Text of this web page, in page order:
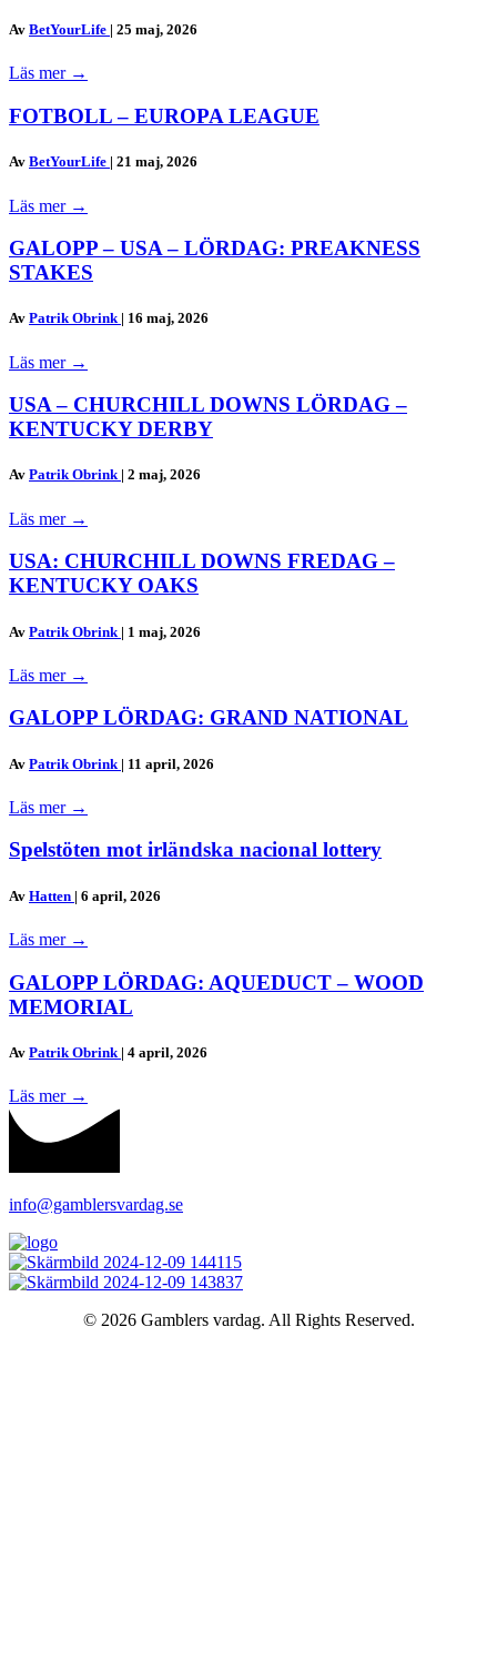
Av BetYourLife | 25 maj, 2026
Läs mer →
FOTBOLL – EUROPA LEAGUE
Av BetYourLife | 21 maj, 2026
Läs mer →
GALOPP – USA – LÖRDAG: PREAKNESS
STAKES
Av Patrik Obrink | 16 maj, 2026
Läs mer →
USA – CHURCHILL DOWNS LÖRDAG –
KENTUCKY DERBY
Av Patrik Obrink | 2 maj, 2026
Läs mer →
USA: CHURCHILL DOWNS FREDAG –
KENTUCKY OAKS
Av Patrik Obrink | 1 maj, 2026
Läs mer →
GALOPP LÖRDAG: GRAND NATIONAL
Av Patrik Obrink | 11 april, 2026
Läs mer →
Spelstöten mot irländska nacional lottery
Av Hatten | 6 april, 2026
Läs mer →
GALOPP LÖRDAG: AQUEDUCT – WOOD
MEMORIAL
Av Patrik Obrink | 4 april, 2026
Läs mer →
info@gamblersvardag.se
© 2026 Gamblers vardag. All Rights Reserved.